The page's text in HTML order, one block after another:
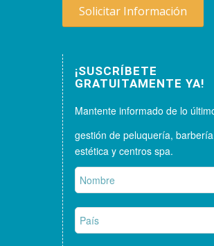
Solicitar Información
¡SUSCRÍBETE
GRATUITAMENTE YA!
Mantente informado de lo
gestión de peluquería,
estética y centros spa.